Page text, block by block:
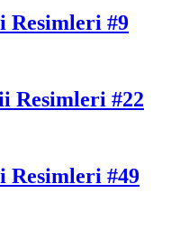
Resimleri #9
Resimleri #22
Resimleri #49